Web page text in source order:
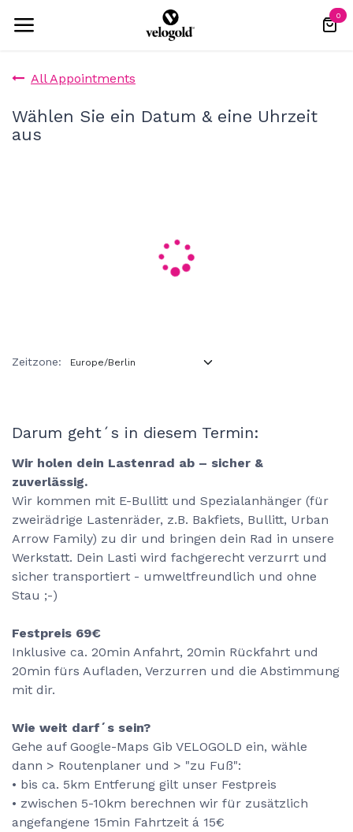
0
All Appointments
Wählen Sie ein Datum & eine Uhrzeit
aus
Zeitzone:
Darum geht´s in diesem Termin:
Wir holen dein Lastenrad ab – sicher &
zuverlässig.
Wir kommen mit E-Bullitt und Spezialanhänger (für
zweirädrige Lastenräder, z.B. Bakfiets, Bullitt, Urban
Arrow Family) zu dir und bringen dein Rad in unsere
Werkstatt. Dein Lasti wird fachgerecht verzurrt und
sicher transportiert - umweltfreundlich und ohne
Stau ;-)
Festpreis 69€
Inklusive ca. 20min Anfahrt, 20min Rückfahrt und
20min fürs Aufladen, Verzurren und die Abstimmung
mit dir.
Wie weit darf´s sein?
Gehe auf Google-Maps Gib VELOGOLD ein, wähle
dann > Routenplaner und > "zu Fuß":
• bis ca. 5km Entferung gilt unser Festpreis
• zwischen 5-10km berechnen wir für zusätzlich
angefangene 15min Fahrtzeit á 15€